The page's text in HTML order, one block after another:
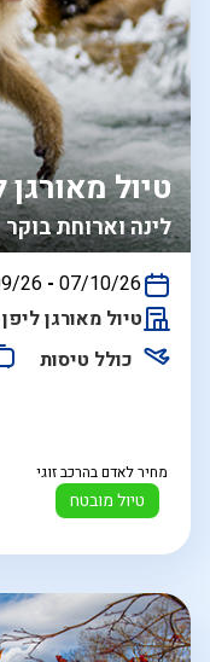
לינה וארוחת בוקר
טיול מאורגן
26 - 07/10/26
טיול מאורגן
כולל טיסות
טיול מובטח
מחיר לאדם בהרכב זוגי